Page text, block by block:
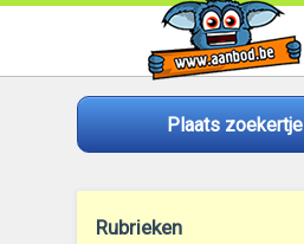
Plaats zoekertje
Rubrieken